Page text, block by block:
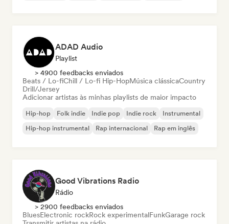
ADAD Audio
Playlist
> 4900 feedbacks enviados
Beats / Lo-fiChill / Lo-fi Hip-HopMúsica clássicaCountry
Drill/Jersey
Adicionar artistas às minhas playlists de maior impacto
Hip-hop Folk indie Indie pop Indie rock
Instrumental
Hip-hop instrumental
Rap internacional Rap em inglês
Good Vibrations Radio
Rádio
> 2900 feedbacks enviados
BluesElectronic rockRock experimentalFunkGarage rock